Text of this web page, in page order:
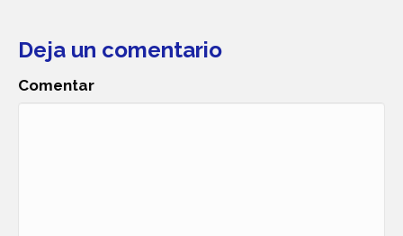
Deja un comentario
Comentar